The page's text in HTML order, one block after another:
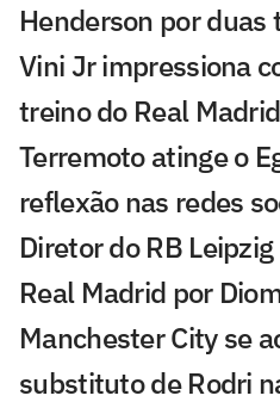
Henderson por duas
Vini Jr impressiona
treino do Real Madrid
Terremoto atinge o
reflexão nas redes
Diretor do RB
Real Madrid por
Manchester City se
substituto de Rodri